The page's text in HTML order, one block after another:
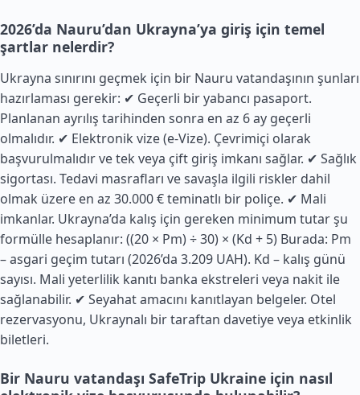
2026’da Nauru’dan Ukrayna’ya giriş için temel
şartlar nelerdir?
Ukrayna sınırını geçmek için bir Nauru vatandaşının şunları
hazırlaması gerekir: ✔ Geçerli bir yabancı pasaport.
Planlanan ayrılış tarihinden sonra en az 6 ay geçerli
olmalıdır. ✔ Elektronik vize (e-Vize). Çevrimiçi olarak
başvurulmalıdır ve tek veya çift giriş imkanı sağlar. ✔ Sağlık
sigortası. Tedavi masrafları ve savaşla ilgili riskler dahil
olmak üzere en az 30.000 € teminatlı bir poliçe. ✔ Mali
imkanlar. Ukrayna’da kalış için gereken minimum tutar şu
formülle hesaplanır: ((20 × Pm) ÷ 30) × (Kd + 5) Burada: Pm
– asgari geçim tutarı (2026’da 3.209 UAH). Kd – kalış günü
sayısı. Mali yeterlilik kanıtı banka ekstreleri veya nakit ile
sağlanabilir. ✔ Seyahat amacını kanıtlayan belgeler. Otel
rezervasyonu, Ukraynalı bir taraftan davetiye veya etkinlik
biletleri.
Bir Nauru vatandaşı SafeTrip Ukraine için nasıl